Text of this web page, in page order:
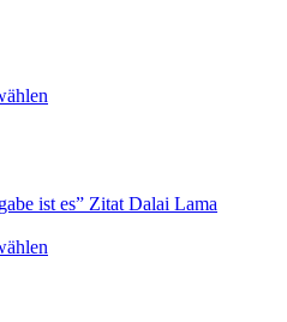
ist es” Zitat Dalai Lama